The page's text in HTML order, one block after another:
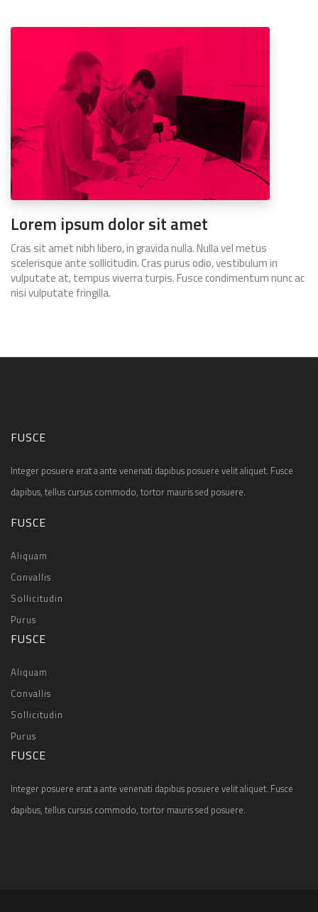
Lorem ipsum dolor sit amet
Cras sit amet nibh libero, in gravida nulla. Nulla vel metus
scelerisque ante sollicitudin. Cras purus odio, vestibulum in
vulputate at, tempus viverra turpis. Fusce condimentum nunc ac
nisi vulputate fringilla.
FUSCE
Integer posuere erat a ante venenati dapibus posuere velit aliquet. Fusce
dapibus, tellus cursus commodo, tortor mauris sed posuere.
FUSCE
Aliquam
Convallis
Sollicitudin
Purus
FUSCE
Aliquam
Convallis
Sollicitudin
Purus
FUSCE
Integer posuere erat a ante venenati dapibus posuere velit aliquet. Fusce
dapibus, tellus cursus commodo, tortor mauris sed posuere.